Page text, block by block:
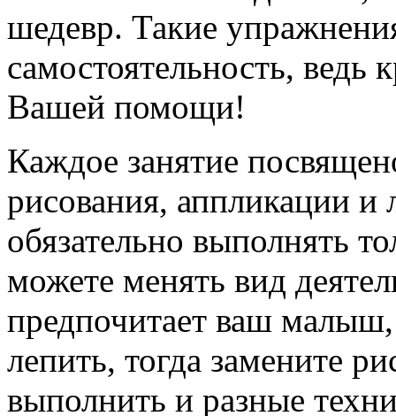
шедевр. Такие
самостоятельность, ведь
Вашей помощи!
Каждое занятие
рисования, аппликации и
обязательно выполнять
можете менять вид
предпочитает ваш
лепить, тогда замените
выполнить и разные